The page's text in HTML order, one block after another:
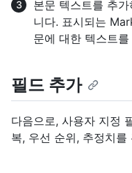
본문 텍스트를 추
니다. 표시되는
문에 대한 텍스트
필드 추가
다음으로, 사용자 지정
복, 우선 순위, 추정치를